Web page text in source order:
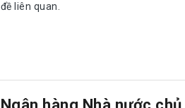
đề liên quan.